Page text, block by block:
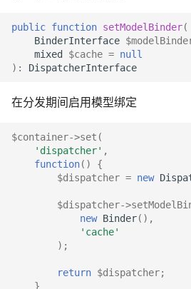
public function setModelBinder(
BinderInterface
mixed $cache = null
) : DispatcherInterface
在分发期间启用模型绑定
$container->set (
'dispatcher' ,
function()
{
$dispatcher = new
$dispatcher->
new Binder(),
'cache'
);
return $dispatcher;
}